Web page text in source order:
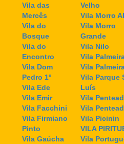
Vila das
Mercês
Vila do
Bosque
Vila do
Encontro
Vila Dom
Pedro 1º
Vila Ede
Vila Emir
Vila Facchini
Vila Firmiano
Pinto
Vila Gaúcha
Velho
Vila Morro
Vila Morro
Grande
Vila Nilo
Vila
Vila
Vila Parque
Luís
Vila
Vila
Vila Picinin
VILA
Vila